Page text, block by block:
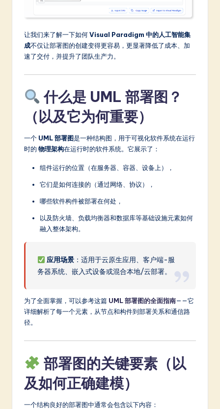
In
o
让我们来了解一下如何Visual Paradigm 中的人工智能集
成不仅让部署图的创建变得更容易，更显著降低了成本、加
速了交付，并提升了团队生产力。
什么是 UML 部署图？
（以及它为何重要）
一个 UML 部署图是一种结构图，用于可视化软件系统在运行
时的 物理架构在运行时的软件系统。它展示了：
组件运行的位置（在服务器、容器、设备上），
它们是如何连接的（通过网络、协议），
哪些软件构件被部署在何处，
以及防火墙、负载均衡器和数据库等基础设施元素如何
融入整体架构。
应用场景 ：适用于云原生应用、客户端-服
务器系统、嵌入式设备或混合本地/云部署。
为了全面掌握，可以参考这篇 UML 部署图的全面指南——它
详细解析了每一个元素，从节点和构件到部署关系和通信路
径。
部署图的关键要素（以
及如何正确建模）
一个结构良好的部署图中通常会包含以下内容：